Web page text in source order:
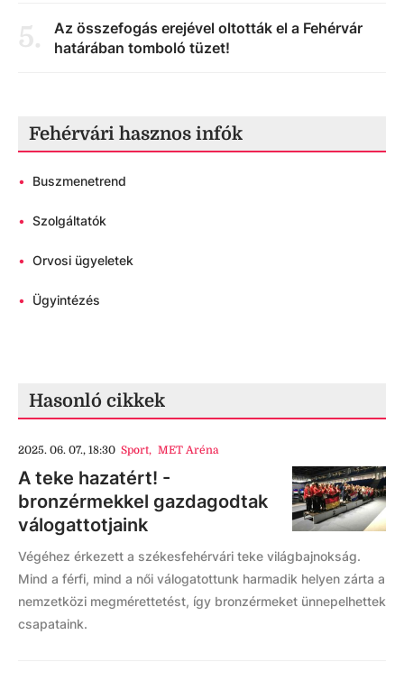
5.
Az összefogás erejével oltották el a Fehérvár
határában tomboló tüzet!
Fehérvári hasznos infók
• Buszmenetrend
• Szolgáltatók
• Orvosi ügyeletek
• Ügyintézés
Hasonló cikkek
2025. 06. 07., 18:30 Sport, MET Aréna
A teke hazatért! -
bronzérmekkel gazdagodtak
válogattotjaink
Végéhez érkezett a székesfehérvári teke világbajnokság.
Mind a férfi, mind a női válogatottunk harmadik helyen zárta a
nemzetközi megmérettetést, így bronzérmeket ünnepelhettek
csapataink.